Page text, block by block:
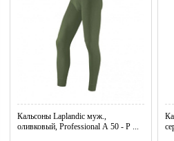
Кальсоны Laplandic муж.,
оливковый, Professional А 50 - Р ...